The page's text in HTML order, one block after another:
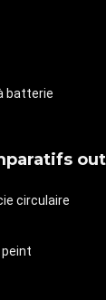
batterie
circulaire
peint